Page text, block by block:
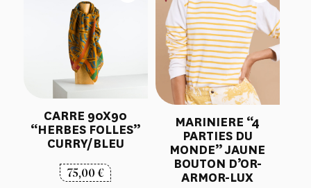
CARRE 90X90
“HERBES FOLLES”
CURRY/BLEU
75,00€
MARINIERE “4
PARTIES DU
MONDE” JAUNE
BOUTON D’OR-
ARMOR-LUX